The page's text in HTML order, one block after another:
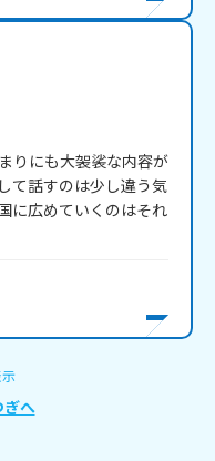
りにも大袈裟な内容が
て話すのは少し違う気
に広めていくのはそれ
ぎへ